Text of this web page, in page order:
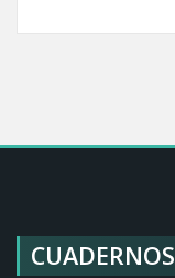
CUADERNOS